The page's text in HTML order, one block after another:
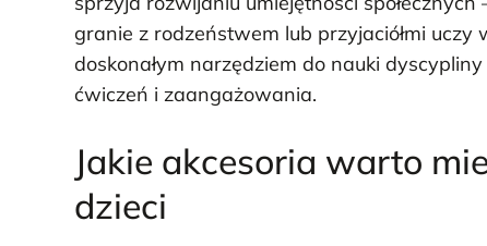
granie z rodzeństwem lub przyjaciółmi uczy
doskonałym narzędziem do nauki
ćwiczeń i zaangażowania.
Jakie akcesoria warto
dzieci